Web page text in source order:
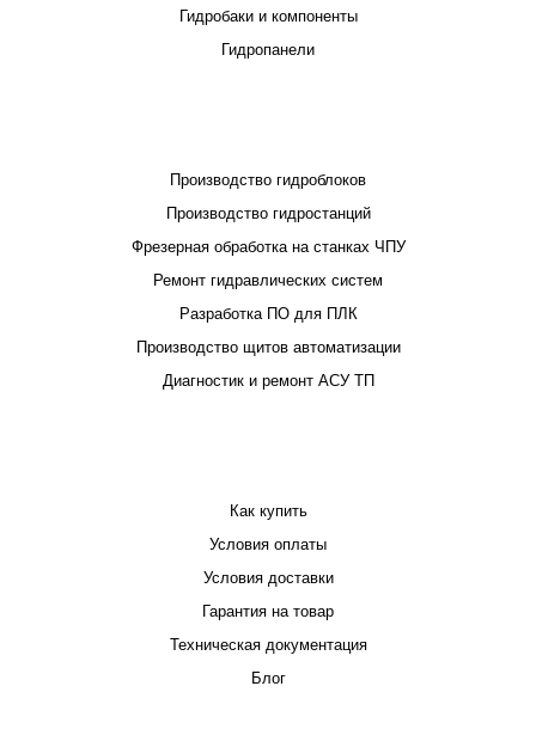
Гидробаки и компоненты
Гидропанели
Производство гидроблоков
Производство гидростанций
Фрезерная обработка на станках ЧПУ
Ремонт гидравлических систем
Разработка ПО для ПЛК
Производство щитов автоматизации
Диагностик и ремонт АСУ ТП
Как купить
Условия оплаты
Условия доставки
Гарантия на товар
Техническая документация
Блог